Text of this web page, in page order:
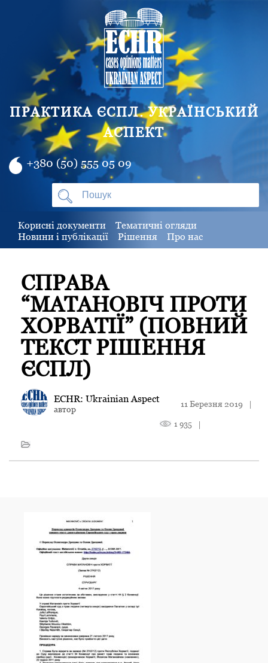
ПРАКТИКА ЄСПЛ. УКРАЇНСЬКИЙ
АСПЕКТ
+380 (50) 555 05 09
Корисні документи
Тематичні огляди
Новини і публікації
Рішення Про нас
СПРАВА
“МАТАНОВІЧ ПРОТИ
ХОРВАТІЇ” (ПОВНИЙ
ТЕКСТ РІШЕННЯ
ЄСПЛ)
ECHR: Ukrainian Aspect
автор
11 Березня 2019 |
1 935 |